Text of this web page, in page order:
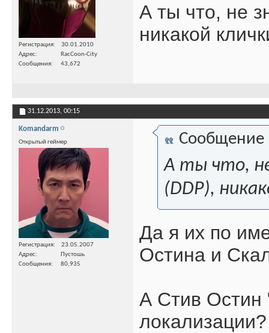
Регистрация
30.01.2010
Адрес
RacCoon-City
Сообщения
43,672
А ты что, не
никакой
31.12.2013, 00:15
Komandarm
Открытый геймер
Регистрация
23.05.2007
Адрес
Пустошь
Сообщения
80,935
Сообщение
А ты что,
(DDP),
Да я их по
Остина и
А Стив Остин